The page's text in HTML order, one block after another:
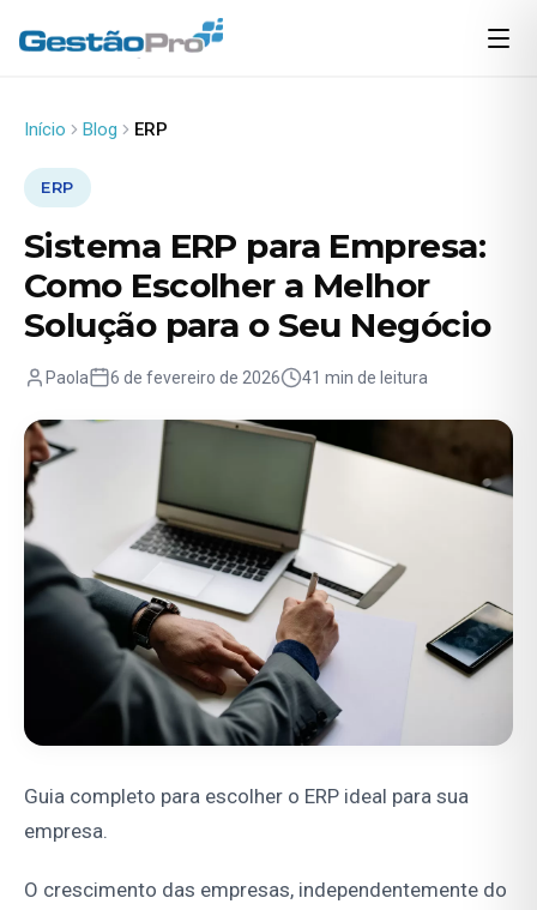
Início Blog ERP
ERP
Sistema ERP para Empresa:
Como Escolher a Melhor
Solução para o Seu Negócio
Paola 6 de fevereiro de 2026 41 min de leitura
Guia completo para escolher o ERP ideal para sua
empresa.
O crescimento das empresas, independentemente do